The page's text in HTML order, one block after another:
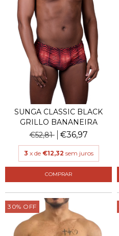
SUNGA CLASSIC BLACK
GRILLO BANANEIRA
€52,81
€36,97
3 x de €12,32 sem juros
COMPRAR
30% OFF